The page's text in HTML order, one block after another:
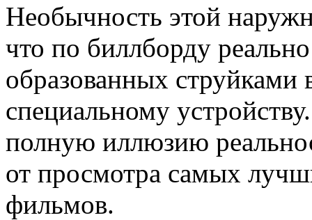
Необычность этой
что по биллборду
образованных
специальному
полную иллюзию
от просмотра самых
фильмов.